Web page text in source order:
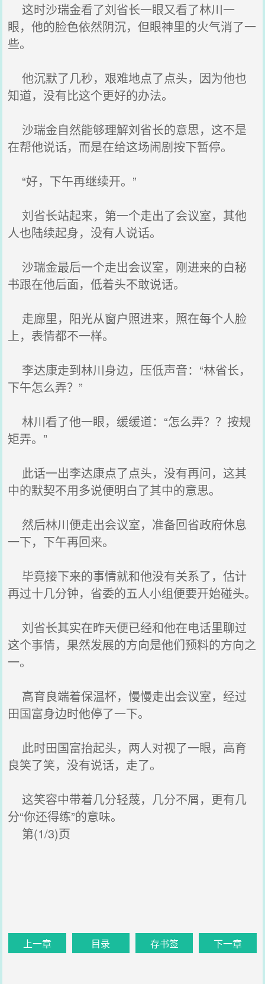
这时沙瑞金看了刘省长一眼又看了林川一
眼，他的脸色依然阴沉，但眼神里的火气消了一
些。
他沉默了几秒，艰难地点了点头，因为他也
知道，没有比这个更好的办法。
沙瑞金自然能够理解刘省长的意思，这不是
在帮他说话，而是在给这场闹剧按下暂停。
“好，下午再继续开。”
刘省长站起来，第一个走出了会议室，其他
人也陆续起身，没有人说话。
沙瑞金最后一个走出会议室，刚进来的白秘
书跟在他后面，低着头不敢说话。
走廊里，阳光从窗户照进来，照在每个人脸
上，表情都不一样。
李达康走到林川身边，压低声音：“林省长，
下午怎么弄？”
林川看了他一眼，缓缓道：“怎么弄？？按规
矩弄。”
此话一出李达康点了点头，没有再问，这其
中的默契不用多说便明白了其中的意思。
然后林川便走出会议室，准备回省政府休息
一下，下午再回来。
毕竟接下来的事情就和他没有关系了，估计
再过十几分钟，省委的五人小组便要开始碰头。
刘省长其实在昨天便已经和他在电话里聊过
这个事情，果然发展的方向是他们预料的方向之
一。
高育良端着保温杯，慢慢走出会议室，经过
田国富身边时他停了一下。
此时田国富抬起头，两人对视了一眼，高育
良笑了笑，没有说话，走了。
这笑容中带着几分轻蔑，几分不屑，更有几
分“你还得练”的意味。
第(1/3)页
上一章 目录 存书签 下一章